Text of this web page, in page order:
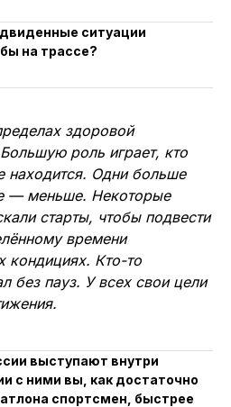
ситуации
на трассе?
здоровой
роль играет, кто
находится. Одни больше
— меньше. Некоторые
старты, чтобы подвести
времени
кондициях. Кто-то
без пауз. У всех свои цели
выступают внутри
с ними вы, как достаточно
спортсмен, быстрее